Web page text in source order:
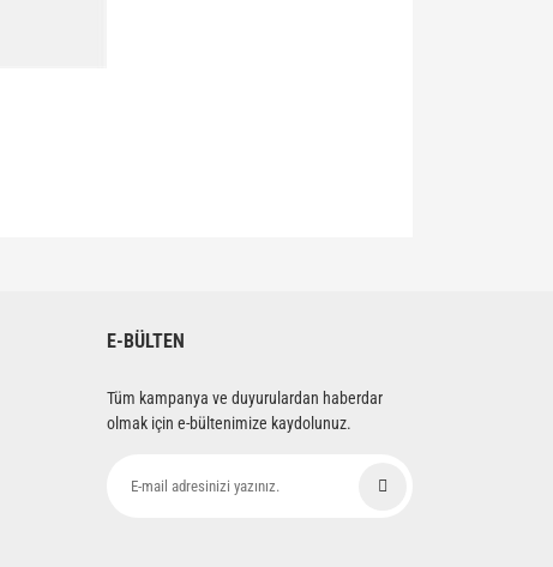
E-BÜLTEN
Tüm kampanya ve duyurulardan haberdar
olmak için e-bültenimize kaydolunuz.